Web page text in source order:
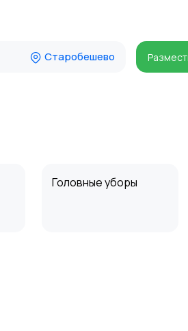
Старобешево
Головные уборы